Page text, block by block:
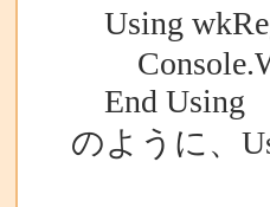
Using
End Using
のように、